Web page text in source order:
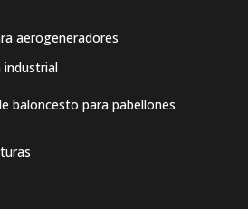
aerogeneradores
industrial
baloncesto para pabellones